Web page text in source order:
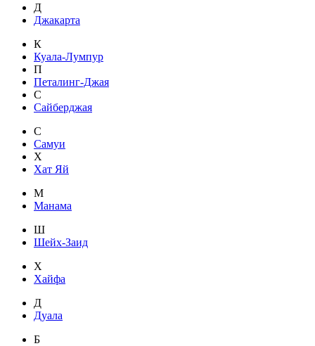
Д
Джакарта
К
Куала-Лумпур
П
Петалинг-Джая
С
Сайберджая
С
Самуи
Х
Хат Яй
М
Манама
Ш
Шейх-Заид
Х
Хайфа
Д
Дуала
Б